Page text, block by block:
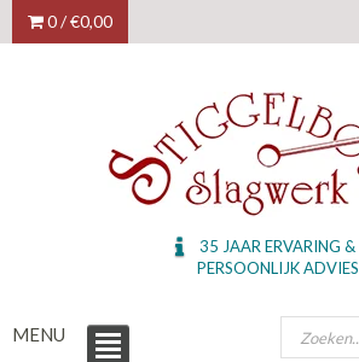
0 /€0,00
35 JAAR ERVARING &
PERSOONLIJK ADVIES
MENU